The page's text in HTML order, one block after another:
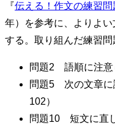
『伝える！作文の練習問
年）を参考に、よりよ
する。取り組んだ練習問
問題2 語順に注意
問題5 次の文章に
102）
問題10 短文に直